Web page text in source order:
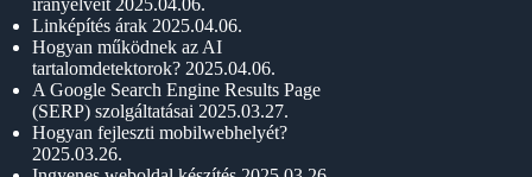
Linképítés árak 2025.04.06.
Hogyan működnek az AI
tartalomdetektorok? 2025.04.06.
A Google Search Engine Results Page
(SERP) szolgáltatásai 2025.03.27.
Hogyan fejleszti mobilwebhelyét?
2025.03.26.